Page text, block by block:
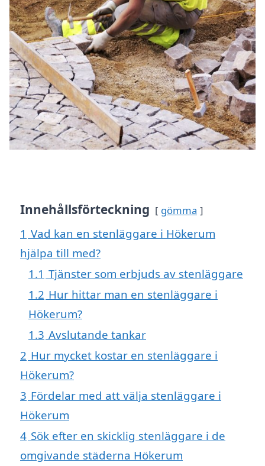
Innehållsförteckning gömma
1 Vad kan en stenläggare i Hökerum
hjälpa till med?
1.1 Tjänster som erbjuds av stenläggare
1.2 Hur hittar man en stenläggare i
Hökerum?
1.3 Avslutande tankar
2 Hur mycket kostar en stenläggare i
Hökerum?
3 Fördelar med att välja stenläggare i
Hökerum
4 Sök efter en skicklig stenläggare i de
omgivande städerna Hökerum